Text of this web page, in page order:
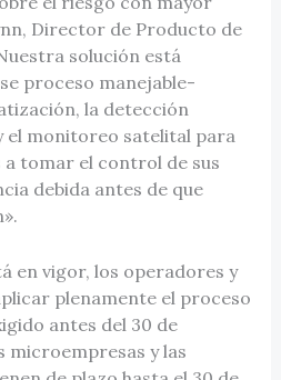
Director de Producto de
solución está
proceso manejable-
la detección
el monitoreo satelital para
a tomar el control de sus
debida antes de que
en vigor, los operadores y
plenamente el proceso
antes del 30 de
microempresas y las